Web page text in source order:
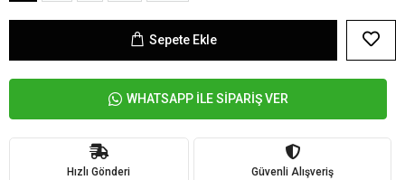
Sepete Ekle
WHATSAPP İLE SİPARİŞ VER
Hızlı Gönderi Güvenli Alışveriş